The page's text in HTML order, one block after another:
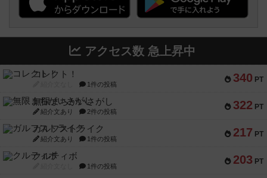
アクセス数 急上昇中
340 PT
コレクト！
1件の投稿
322 PT
無限まちがいさがし
紹介文あり 2件の投稿
217 PT
ガルフストライク
紹介文あり 1件の投稿
203 PT
クルティボ
1件の投稿